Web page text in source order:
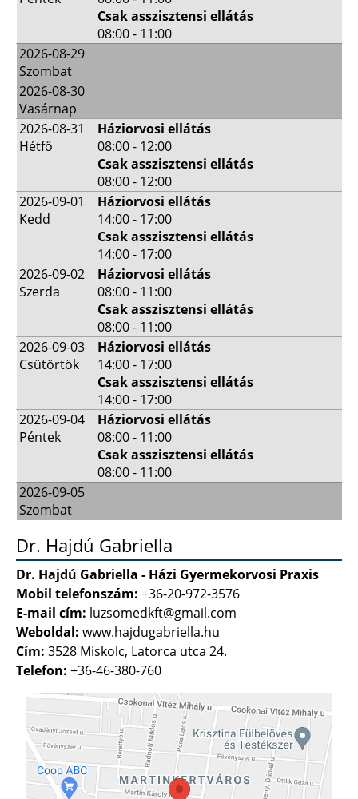
Csak asszisztensi ellátás
08:00 - 11:00
2026-08-29
Szombat
2026-08-30
Vasárnap
2026-08-31
Hétfő
Háziorvosi ellátás
08:00 - 12:00
Csak asszisztensi ellátás
08:00 - 12:00
2026-09-01
Kedd
Háziorvosi ellátás
14:00 - 17:00
Csak asszisztensi ellátás
14:00 - 17:00
2026-09-02
Szerda
Háziorvosi ellátás
08:00 - 11:00
Csak asszisztensi ellátás
08:00 - 11:00
2026-09-03
Csütörtök
Háziorvosi ellátás
14:00 - 17:00
Csak asszisztensi ellátás
14:00 - 17:00
2026-09-04
Péntek
Háziorvosi ellátás
08:00 - 11:00
Csak asszisztensi ellátás
08:00 - 11:00
2026-09-05
Szombat
Dr. Hajdú Gabriella
Dr. Hajdú Gabriella - Házi Gyermekorvosi Praxis
Mobil telefonszám: +36-20-972-3576
E-mail cím: luzsomedkft@gmail.com
Weboldal: www.hajdugabriella.hu
Cím: 3528 Miskolc, Latorca utca 24.
Telefon: +36-46-380-760